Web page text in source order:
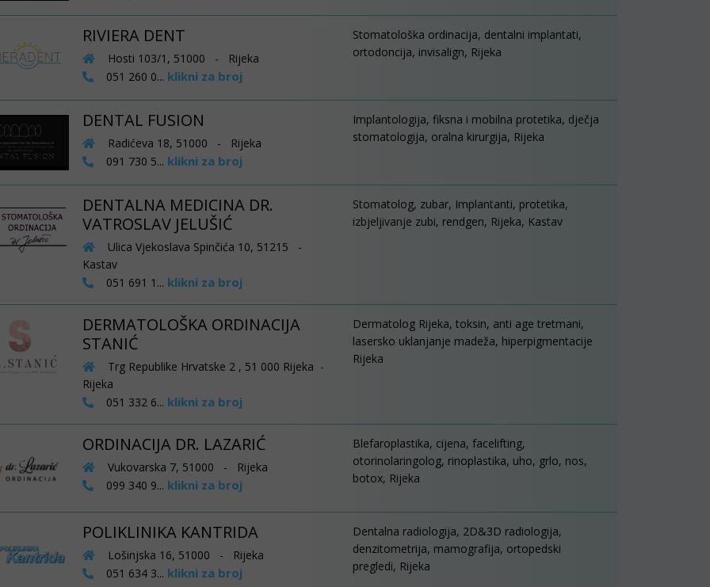
RIVIERA DENT
Hosti 103/1, 51000 - Rijeka
051 260 0... klikni za broj
Stomatološka ordinacija, dentalni implantati,
ortodoncija, invisalign, Rijeka
DENTAL FUSION
Radićeva 18, 51000 - Rijeka
091 730 5... klikni za broj
Implantologija, fiksna i mobilna protetika, dječja
stomatologija, oralna kirurgija, Rijeka
DENTALNA MEDICINA DR.
VATROSLAV JELUŠIĆ
Ulica Vjekoslava Spinčića 10, 51215 -
Kastav
051 691 1... klikni za broj
Stomatolog, zubar, Implantanti, protetika,
izbjeljivanje zubi, rendgen, Rijeka, Kastav
DERMATOLOŠKA ORDINACIJA
STANIĆ
Trg Republike Hrvatske 2 , 51 000 Rijeka -
Rijeka
051 332 6... klikni za broj
Dermatolog Rijeka, toksin, anti age tretmani,
lasersko uklanjanje madeža, hiperpigmentacije
Rijeka
ORDINACIJA DR. LAZARIĆ
Vukovarska 7, 51000 - Rijeka
099 340 9... klikni za broj
Blefaroplastika, cijena, facelifting,
otorinolaringolog, rinoplastika, uho, grlo, nos,
botox, Rijeka
POLIKLINIKA KANTRIDA
Lošinjska 16, 51000 - Rijeka
051 634 3... klikni za broj
Dentalna radiologija, 2D&3D radiologija,
denzitometrija, mamografija, ortopedski
pregledi, Rijeka